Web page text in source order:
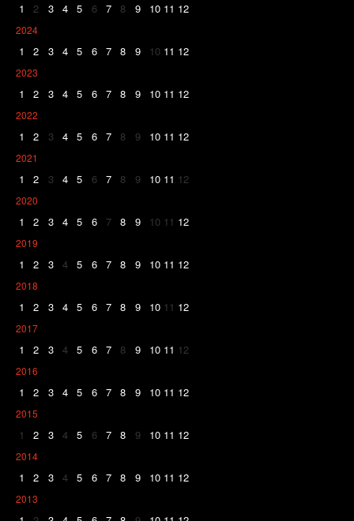
1 2 3 4 5 6 7 8 9 10 11 12
2024
1 2 3 4 5 6 7 8 9 10 11 12
2023
1 2 3 4 5 6 7 8 9 10 11 12
2022
1 2 3 4 5 6 7 8 9 10 11 12
2021
1 2 3 4 5 6 7 8 9 10 11 12
2020
1 2 3 4 5 6 7 8 9 10 11 12
2019
1 2 3 4 5 6 7 8 9 10 11 12
2018
1 2 3 4 5 6 7 8 9 10 11 12
2017
1 2 3 4 5 6 7 8 9 10 11 12
2016
1 2 3 4 5 6 7 8 9 10 11 12
2015
1 2 3 4 5 6 7 8 9 10 11 12
2014
1 2 3 4 5 6 7 8 9 10 11 12
2013